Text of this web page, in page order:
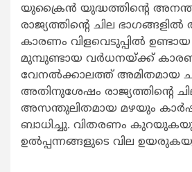
യുക്രൈൻ യുദ്ധത്തിന്റെ
രാജ്യത്തിന്റെ ചില
കാരണം വിളവെടുപ്പിൽ
മുമ്പുണ്ടായ വർധനയ്ക്ക്
വേനൽക്കാലത്ത് അമിതമായ
അതിനുശേഷം രാജ്യത്തിന്റെ
അസന്തുലിതമായ മഴയും
ബാധിച്ചു. വിതരണം
ഉൽപ്പന്നങ്ങളുടെ വില